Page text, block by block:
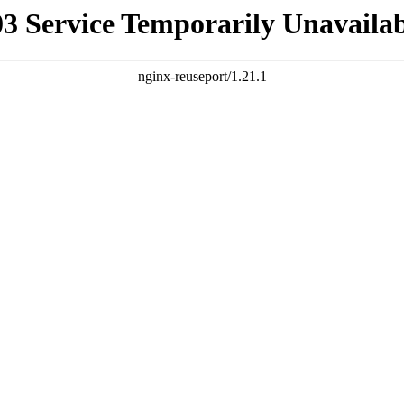
Service Temporarily
nginx-reuseport/1.21.1